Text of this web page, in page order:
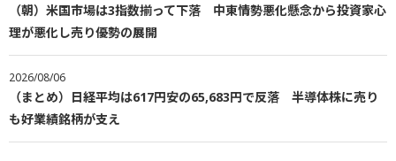
（朝）米国市場は3指数揃って下落 中東情勢悪化懸念から投資家心
理が悪化し売り優勢の展開
2026/08/06
（まとめ）日経平均は617円安の65,683円で反落 半導体株に売り
も好業績銘柄が支え